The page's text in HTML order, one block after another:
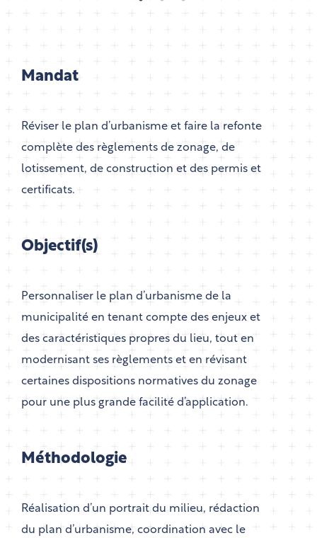
Mandat
Réviser le plan d’urbanisme et faire la refonte
complète des règlements de zonage, de
lotissement, de construction et des permis et
certificats.
Objectif(s)
Personnaliser le plan d’urbanisme de la
municipalité en tenant compte des enjeux et
des caractéristiques propres du lieu, tout en
modernisant ses règlements et en révisant
certaines dispositions normatives du zonage
pour une plus grande facilité d’application.
Méthodologie
Réalisation d’un portrait du milieu, rédaction
du plan d’urbanisme, coordination avec le